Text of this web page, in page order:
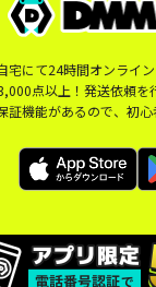
宅にて24時間オンライ
点以上！発送依頼を
証機能があるので、初心